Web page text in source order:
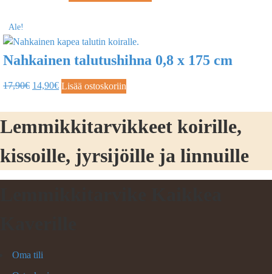
Ale!
Nahkainen talutushihna 0,8 x 175 cm
17,90€ 14,90€ Lisää ostoskoriin
Lemmikkitarvikkeet koirille,
kissoille, jyrsijöille ja linnuille
Oma tili